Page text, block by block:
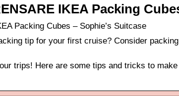
IKEA Packing
Packing Cubes – Sophie’s Suitcase
tip for your first cruise? Consider
trips! Here are some tips and tricks to